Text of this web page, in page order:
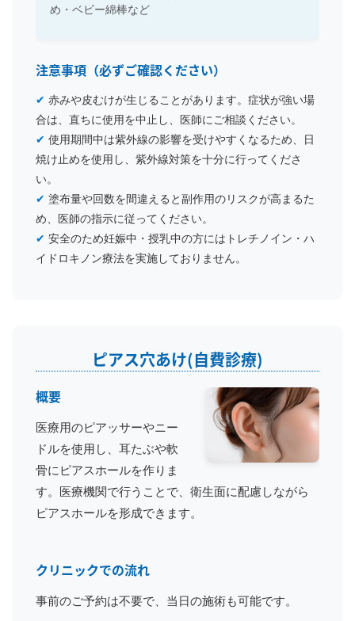
め・ベビー綿棒など
注意事項（必ずご確認ください）
✔ 赤みや皮むけが生じることがあります。症状が強い場
合は、直ちに使用を中止し、医師にご相談ください。
✔ 使用期間中は紫外線の影響を受けやすくなるため、日
焼け止めを使用し、紫外線対策を十分に行ってくださ
い。
✔ 塗布量や回数を間違えると副作用のリスクが高まるた
め、医師の指示に従ってください。
✔ 安全のため妊娠中・授乳中の方にはトレチノイン・ハ
イドロキノン療法を実施しておりません。
ピアス穴あけ(自費診療)
概要
医療用のピアッサーやニー
ドルを使用し、耳たぶや軟
骨にピアスホールを作りま
す。医療機関で行うことで、衛生面に配慮しながら
ピアスホールを形成できます。
クリニックでの流れ
事前のご予約は不要で、当日の施術も可能です。